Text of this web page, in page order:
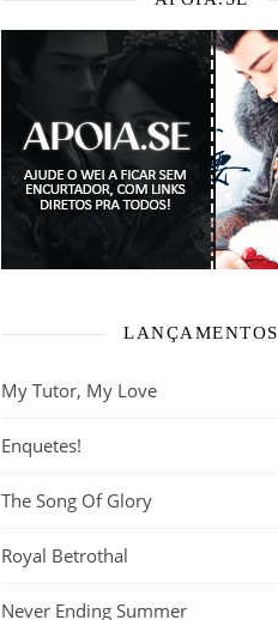
LANÇAMENTOS
My Tutor, My Love
Enquetes!
The Song Of Glory
Royal Betrothal
Never Ending Summer